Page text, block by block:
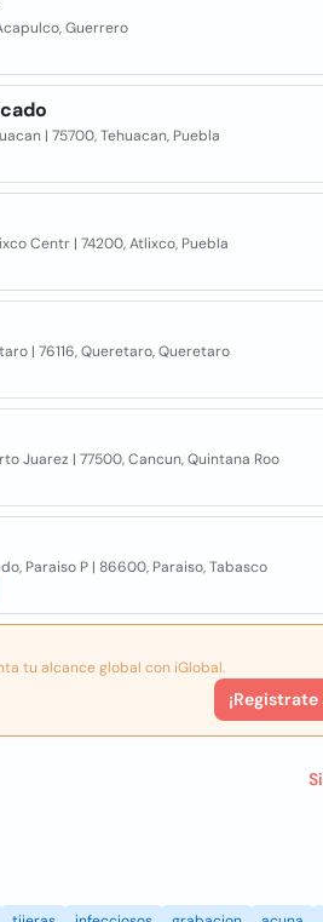
Guerrero
| 75700, Tehuacan, Puebla
Centr | 74200, Atlixco, Puebla
| 76116, Queretaro, Queretaro
Juarez | 77500, Cancun, Quintana Roo
Paraiso P | 86600, Paraiso, Tabasco
tu alcance global con iGlobal.